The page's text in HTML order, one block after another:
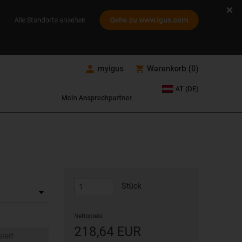
Alle Standorte ansehen Gehe zu www.igus.com
myigus Warenkorb (0)
Mein Ansprechpartner
AT (DE)
Stück
Nettopreis:
218,64 EUR